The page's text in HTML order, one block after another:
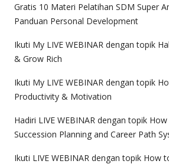
Gratis 10 Materi Pelatihan SDM Super
Panduan Personal Development
Ikuti My LIVE WEBINAR dengan topik
& Grow Rich
Ikuti My LIVE WEBINAR dengan topik
Productivity & Motivation
Hadiri LIVE WEBINAR dengan topik
Succession Planning and Career Path
Ikuti LIVE WEBINAR dengan topik How